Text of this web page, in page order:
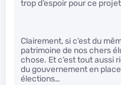
trop d’espoir pour ce
Clairement, si c’est du
patrimoine de nos chers
chose. Et c’est tout aussi
du gouvernement en
élections…